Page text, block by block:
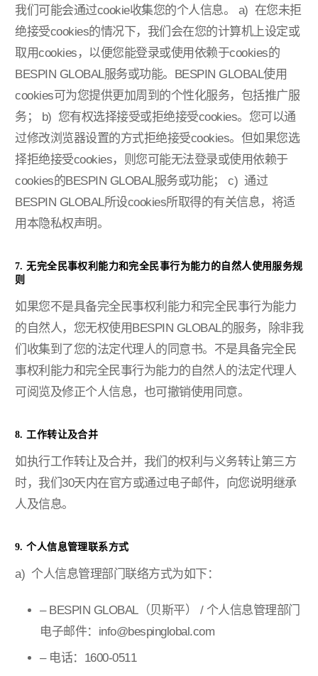
我们可能会通过cookie收集您的个人信息。
a) 在您未拒
绝接受cookies的情况下，我们会在您的计算机上设定或
取用cookies，以便您能登录或使用依赖于cookies的
BESPIN GLOBAL服务或功能。BESPIN GLOBAL使用
cookies可为您提供更加周到的个性化服务，包括推广服
务；
b) 您有权选择接受或拒绝接受cookies。您可以通
过修改浏览器设置的方式拒绝接受cookies。但如果您选
择拒绝接受cookies，则您可能无法登录或使用依赖于
cookies的BESPIN GLOBAL服务或功能；
c) 通过
BESPIN GLOBAL所设cookies所取得的有关信息，将适
用本隐私权声明。
7. 无完全民事权利能力和完全民事行为能力的自然人使用服务规
则
如果您不是具备完全民事权利能力和完全民事行为能力
的自然人，您无权使用BESPIN GLOBAL的服务，除非我
们收集到了您的法定代理人的同意书。不是具备完全民
事权利能力和完全民事行为能力的自然人的法定代理人
可阅览及修正个人信息，也可撤销使用同意。
8. 工作转让及合并
如执行工作转让及合并，我们的权利与义务转让第三方
时，我们30天内在官方或通过电子邮件，向您说明继承
人及信息。
9. 个人信息管理联系方式
a) 个人信息管理部门联络方式为如下：
– BESPIN GLOBAL（贝斯平） / 个人信息管理部门
电子邮件：info@bespinglobal.com
– 电话：1600-0511